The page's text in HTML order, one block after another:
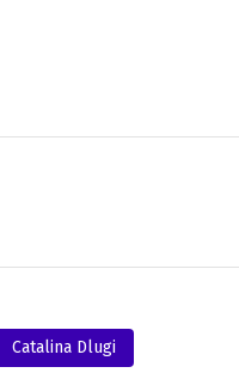
Catalina Dlugi